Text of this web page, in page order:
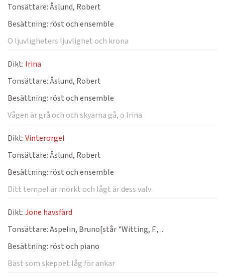
Tonsättare:Åslund, Robert
Besättning: röst och ensemble
O ljuvligheters ljuvlighet och krona
Dikt: Irina
Tonsättare:Åslund, Robert
Besättning: röst och ensemble
Vågen är grå och och skyarna gå, o Irina
Dikt:Vinterorgel
Tonsättare:Åslund, Robert
Besättning: röst och ensemble
Ditt tempel är mörkt och lågt är dess valv
Dikt:Jone havsfärd
Tonsättare:Aspelin, Bruno[står "Witting, F., ...
Besättning: röst och piano
Bäst som skeppet låg för ankar